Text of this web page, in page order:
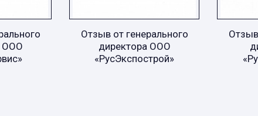
ООО
Отзыв от генерального
директора ООО
«РусЭкспострой»